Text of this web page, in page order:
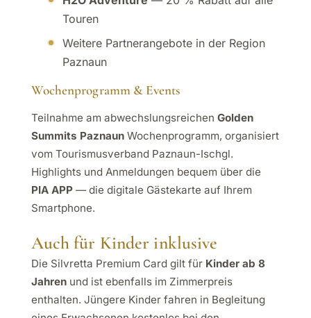
Touren
Weitere Partnerangebote in der Region
Paznaun
Wochenprogramm & Events
Teilnahme am abwechslungsreichen Golden
Summits PaznaunWochenprogramm, organisiert
vom Tourismusverband Paznaun-Ischgl.
Highlights und Anmeldungen bequem über die
PIA APP— die digitale Gästekarte auf Ihrem
Smartphone.
Auch für Kinder inklusive
Die Silvretta Premium Card gilt für Kinder ab 8
Jahrenund ist ebenfalls im Zimmerpreis
enthalten. Jüngere Kinder fahren in Begleitung